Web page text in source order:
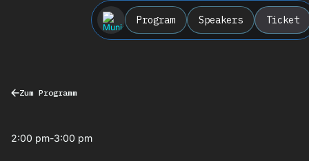
Program Speakers Ticket
Zum Programm
2:00 pm-3:00 pm